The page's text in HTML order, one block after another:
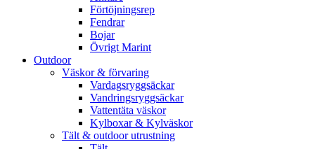
Förtöjningsrep
Fendrar
Bojar
Övrigt Marint
Outdoor
Väskor & förvaring
Vardagsryggsäckar
Vandringsryggsäckar
Vattentäta väskor
Kylboxar & Kylväskor
Tält & outdoor utrustning